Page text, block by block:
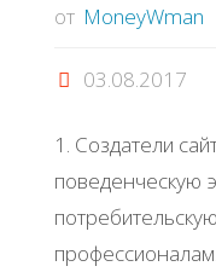
от MoneyWman
03.08.2017
1. Создатели
поведенческую